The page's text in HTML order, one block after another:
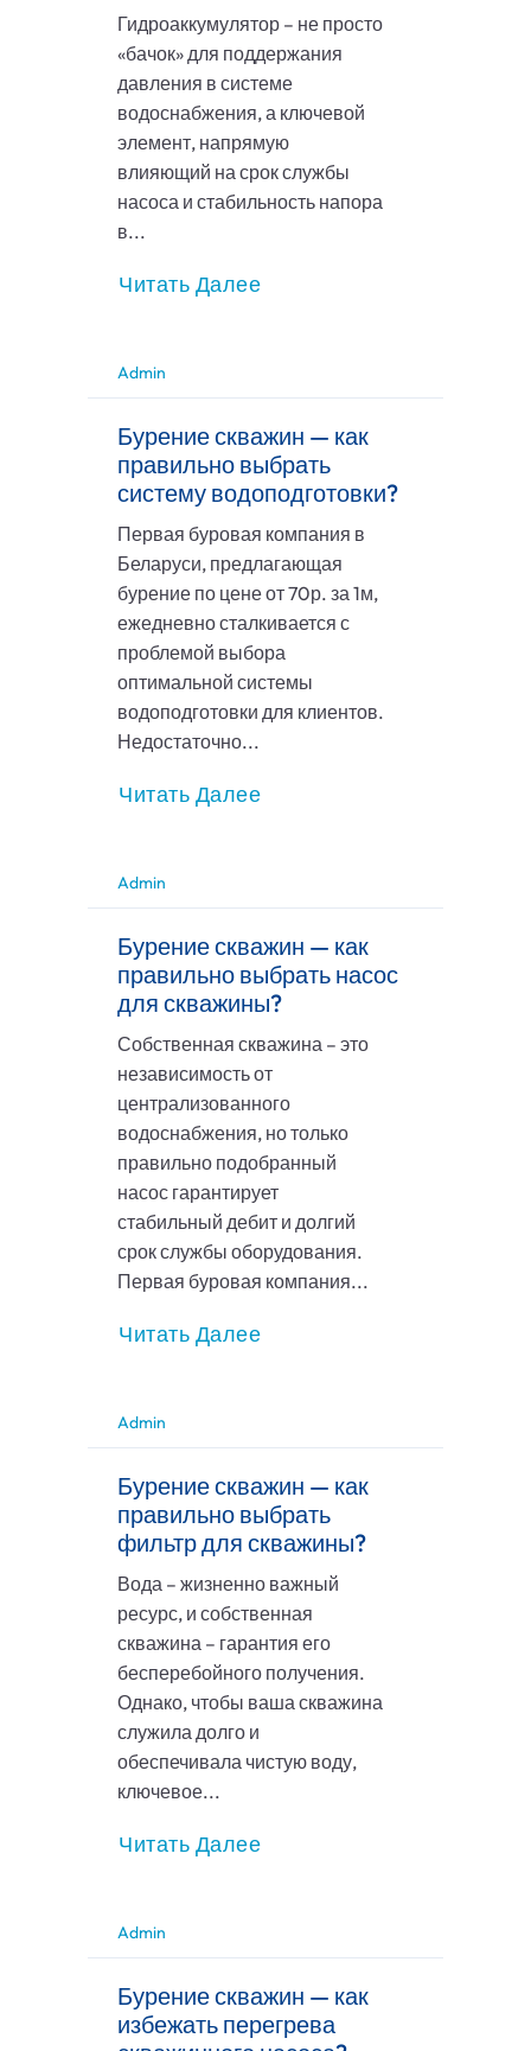
Гидроаккумулятор – не просто
«бачок» для поддержания
давления в системе
водоснабжения, а ключевой
элемент, напрямую
влияющий на срок службы
насоса и стабильность напора
в...
Читать Далее
Admin
Бурение скважин — как
правильно выбрать
систему водоподготовки?
Первая буровая компания в
Беларуси, предлагающая
бурение по цене от 70р. за 1м,
ежедневно сталкивается с
проблемой выбора
оптимальной системы
водоподготовки для клиентов.
Недостаточно...
Читать Далее
Admin
Бурение скважин — как
правильно выбрать насос
для скважины?
Собственная скважина – это
независимость от
централизованного
водоснабжения, но только
правильно подобранный
насос гарантирует
стабильный дебит и долгий
срок службы оборудования.
Первая буровая компания...
Читать Далее
Admin
Бурение скважин — как
правильно выбрать
фильтр для скважины?
Вода – жизненно важный
ресурс, и собственная
скважина – гарантия его
бесперебойного получения.
Однако, чтобы ваша скважина
служила долго и
обеспечивала чистую воду,
ключевое...
Читать Далее
Admin
Бурение скважин — как
избежать перегрева